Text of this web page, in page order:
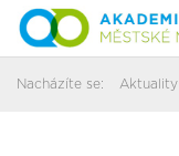
Nacházíte se: Aktuality